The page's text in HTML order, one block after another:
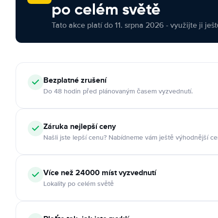
po celém světě
Tato akce platí do 11. srpna 2026 - využijte ji
Bezplatné zrušení
Do 48 hodin před plánovaným časem vyzvednutí.
Záruka nejlepší ceny
Našli jste lepší cenu? Nabídneme vám ještě výhodnější
Více než 24000 míst vyzvednutí
Lokality po celém světě